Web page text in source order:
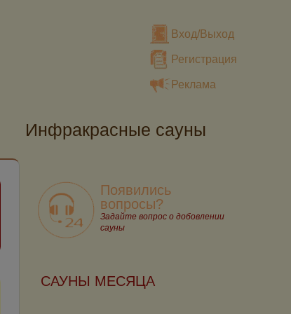
Вход/Выход
Регистрация
Реклама
Инфракрасные сауны
Появились
вопросы?
Задайте вопрос о добовлении
сауны
САУНЫ МЕСЯЦА